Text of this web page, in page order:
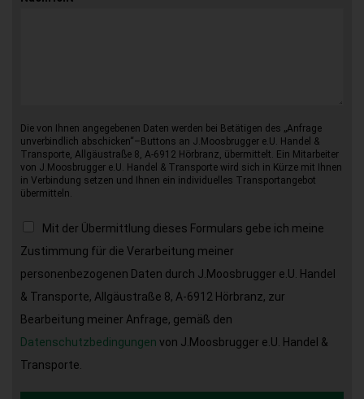
Die von Ihnen angegebenen Daten werden bei Betätigen des „Anfrage
unverbindlich abschicken“–Buttons an J.Moosbrugger e.U. Handel &
Transporte, Allgäustraße 8, A-6912 Hörbranz, übermittelt. Ein Mitarbeiter
von J.Moosbrugger e.U. Handel & Transporte wird sich in Kürze mit Ihnen
in Verbindung setzen und Ihnen ein individuelles Transportangebot
übermitteln.
Mit der Übermittlung dieses Formulars gebe ich meine
Zustimmung für die Verarbeitung meiner
personenbezogenen Daten durch J.Moosbrugger e.U. Handel
& Transporte, Allgäustraße 8, A-6912 Hörbranz, zur
Bearbeitung meiner Anfrage, gemäß den
Datenschutzbedingungen von J.Moosbrugger e.U. Handel &
Transporte.